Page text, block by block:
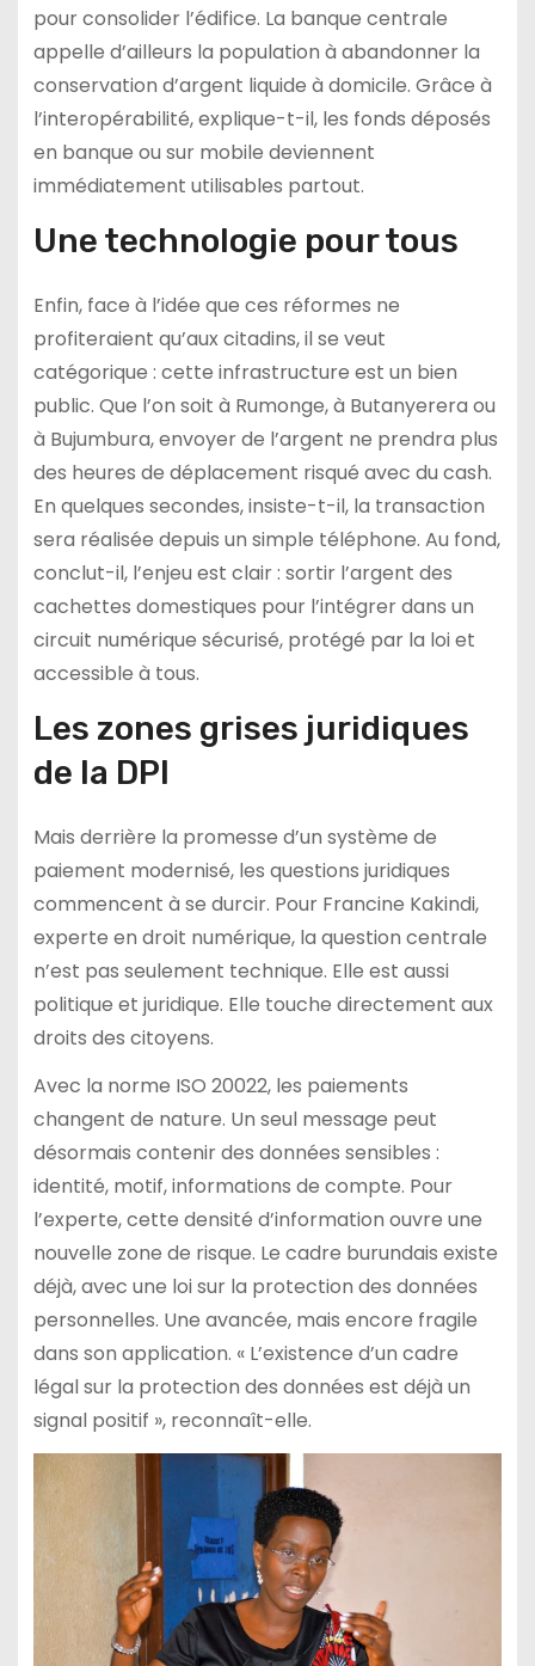
pour consolider l’édifice. La banque centrale
appelle d’ailleurs la population à abandonner la
conservation d’argent liquide à domicile. Grâce à
l’interopérabilité, explique-t-il, les fonds déposés
en banque ou sur mobile deviennent
immédiatement utilisables partout.
Une technologie pour tous
Enfin, face à l’idée que ces réformes ne
profiteraient qu’aux citadins, il se veut
catégorique : cette infrastructure est un bien
public. Que l’on soit à Rumonge, à Butanyerera ou
à Bujumbura, envoyer de l’argent ne prendra plus
des heures de déplacement risqué avec du cash.
En quelques secondes, insiste-t-il, la transaction
sera réalisée depuis un simple téléphone. Au fond,
conclut-il, l’enjeu est clair : sortir l’argent des
cachettes domestiques pour l’intégrer dans un
circuit numérique sécurisé, protégé par la loi et
accessible à tous.
Les zones grises juridiques
de la DPI
Mais derrière la promesse d’un système de
paiement modernisé, les questions juridiques
commencent à se durcir. Pour Francine Kakindi,
experte en droit numérique, la question centrale
n’est pas seulement technique. Elle est aussi
politique et juridique. Elle touche directement aux
droits des citoyens.
Avec la norme ISO 20022, les paiements
changent de nature. Un seul message peut
désormais contenir des données sensibles :
identité, motif, informations de compte. Pour
l’experte, cette densité d’information ouvre une
nouvelle zone de risque. Le cadre burundais existe
déjà, avec une loi sur la protection des données
personnelles. Une avancée, mais encore fragile
dans son application. « L’existence d’un cadre
légal sur la protection des données est déjà un
signal positif », reconnaît-elle.